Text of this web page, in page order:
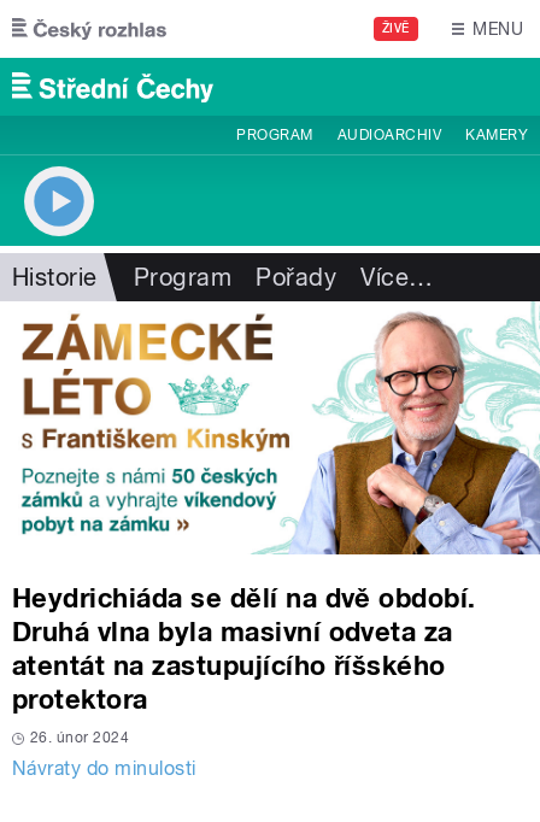
Přejít k hlavnímu obsahu
ŽIVĚ MENU
PROGRAM AUDIOARCHIV KAMERY
Historie Program Pořady Více…
Heydrichiáda se dělí na dvě období.
Druhá vlna byla masivní odveta za
atentát na zastupujícího říšského
protektora
26. únor 2024
Návraty do minulosti